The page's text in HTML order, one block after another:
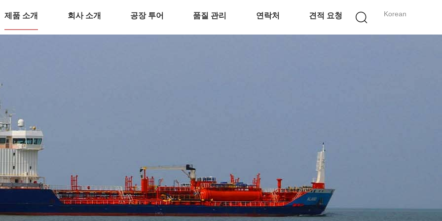
Korean
제품 소개 회사 소개 공장 투어 품질 관리 연락처 견적 요청